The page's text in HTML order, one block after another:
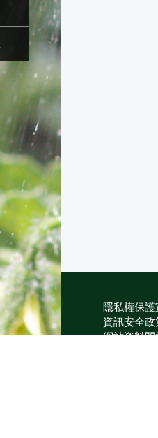
隱私權保護
資訊安全政
網站資料開